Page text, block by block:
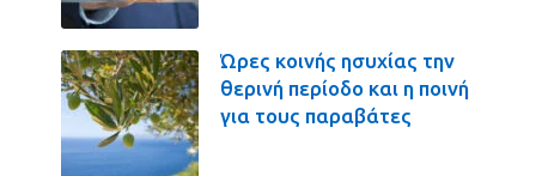
Ώρες κοινής ησυχίας την
θερινή περίοδο και η ποινή
για τους παραβάτες